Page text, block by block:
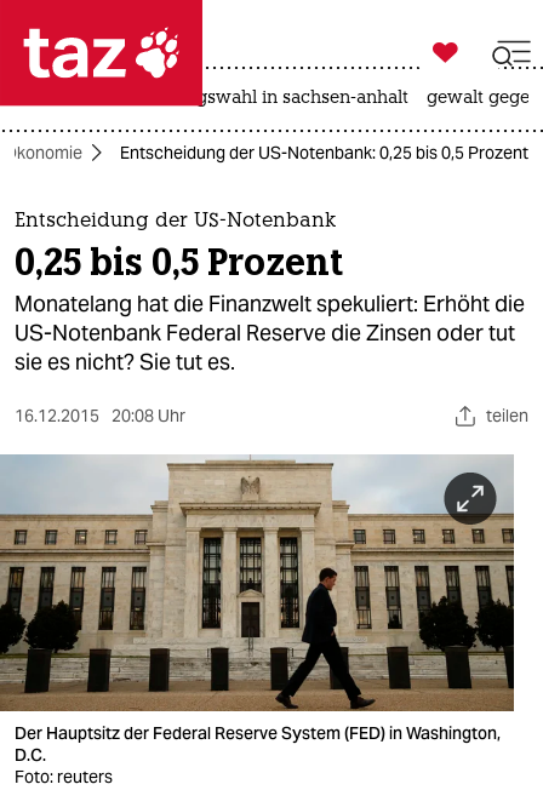
 taz zahl ich
taz zahl ich
themen
politik
öko
berlin
nord
wahrheit
verlag
verlag

taz zahl ich
landtagswahl in sachsen-anhalt gewalt
Ökonomie Entscheidung der US-Notenbank: 0,25 bis 0,5 Prozent
Entscheidung der US-Notenbank
0,25 bis 0,5 Prozent
Monatelang hat die Finanzwelt spekuliert: Erhöht die
US-Notenbank Federal Reserve die Zinsen oder tut
sie es nicht? Sie tut es.
16.12.2015 20:08 Uhr teilen
Der Hauptsitz der Federal Reserve System (FED) in Washington,
D.C.
Foto: reuters